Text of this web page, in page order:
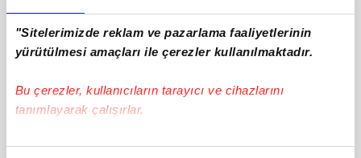
"Sitelerimizde reklam ve pazarlama faaliyetlerinin
yürütülmesi amaçları ile çerezler kullanılmaktadır.
Bu çerezler, kullanıcıların tarayıcı ve cihazlarını
tanımlayarak çalışırlar.
Bu çerezlere izin vermeniz halinde sizlere özel